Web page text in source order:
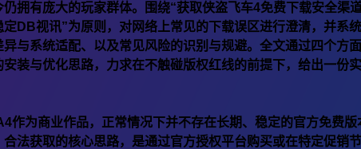
拥有庞大的玩家群体。围绕“获取侠盗飞车4免费下载安全渠
定DB视讯”为原则，对网络上常见的下载误区进行澄清，并系
与系统适配、以及常见风险的识别与规避。全文通过四个方面
装与优化思路，力求在不触碰版权红线的前提下，给出一份
作为商业作品，正常情况下并不存在长期、稳定的官方免费版
法获取的核心思路，是通过官方授权平台购买或在特定促销